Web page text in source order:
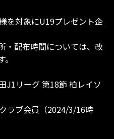
を対象にU19プレゼント企
・配布時間については、改
J1リーグ 第18節 柏レイソ
ラブ会員（2024/3/16時